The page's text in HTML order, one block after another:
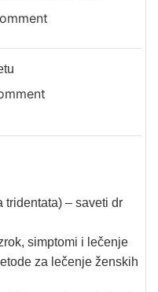
tridentata) – saveti dr
simptomi i lečenje
za lečenje ženskih